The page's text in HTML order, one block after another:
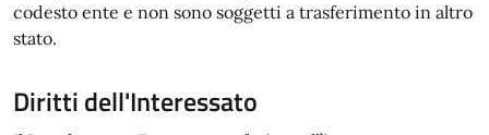
codesto ente e non sono soggetti a trasferimento in altro
stato.
Diritti dell'Interessato